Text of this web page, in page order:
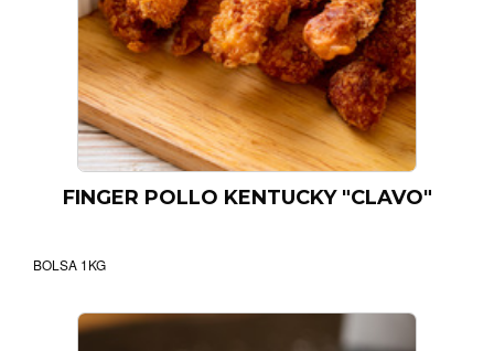
FINGER POLLO KENTUCKY "CLAVO"
BOLSA 1KG